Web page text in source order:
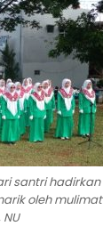
santri hadirkan
oleh mulimat